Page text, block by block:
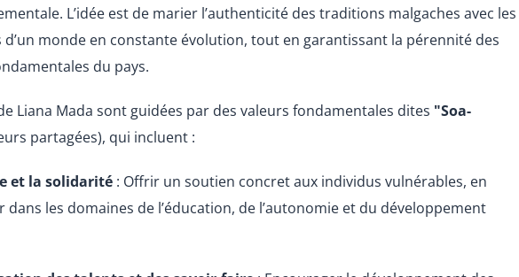
L’idée est de marier l’authenticité des traditions malgaches avec les
d’un monde en constante évolution, tout en garantissant la pérennité des
du pays.
Liana Mada sont guidées par des valeurs fondamentales dites "Soa-
partagées), qui incluent :
et la solidarité : Offrir un soutien concret aux individus vulnérables, en
dans les domaines de l’éducation, de l’autonomie et du développement